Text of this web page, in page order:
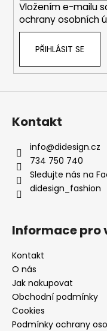
Vložením e-mailu
ochrany osobních
PŘIHLÁSIT SE
Kontakt
info@didesign.cz
734 750 740
Sledujte nás na
didesign_fashion
Informace pro
Kontakt
O nás
Jak nakupovat
Obchodní podmínky
Cookies
Podmínky ochrany